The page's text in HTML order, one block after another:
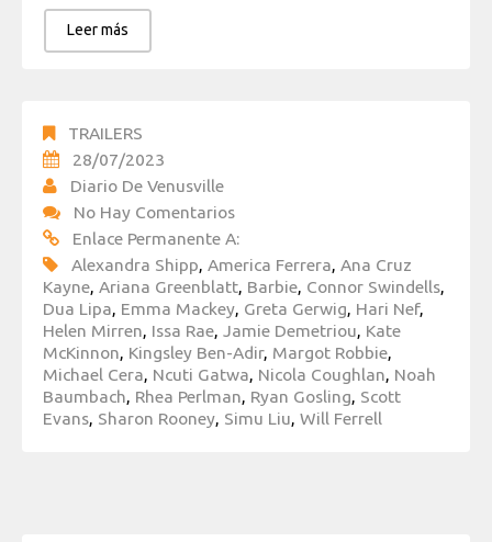
Leer más
TRAILERS
28/07/2023
Diario De Venusville
No Hay Comentarios
Enlace Permanente A:
Alexandra Shipp America Ferrera Ana Cruz
Kayne Ariana Greenblatt Barbie Connor Swindells
Dua Lipa Emma Mackey Greta Gerwig Hari Nef,
Helen Mirren Issa Rae Jamie Demetriou Kate
McKinnon Kingsley Ben-Adir, Margot Robbie
Michael Cera Ncuti Gatwa Nicola Coughlan Noah
Baumbach Rhea Perlman Ryan Gosling Scott
Evans Sharon Rooney Simu Liu Will Ferrell